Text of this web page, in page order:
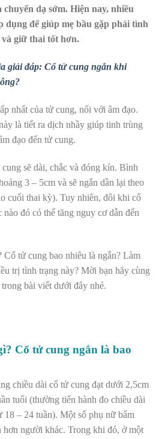
chuyển dạ sớm. Hiện nay, nhiều
dụng để giúp mẹ bầu gặp phải tình
giữ thai tốt hơn.
giải đáp: Cổ tử cung ngắn khi
nhất của tử cung, nối với âm đạo.
là tiết ra dịch nhầy giúp tinh trùng
đạo đến tử cung.
sẽ dài, chắc và đóng kín. Bình
3 – 5cm và sẽ ngắn dần lại theo
cuối thai kỳ). Tuy nhiên, đôi khi cổ
đó có thể tăng nguy cơ dẫn đến
tử cung bao nhiêu là ngắn? Làm
trị tình trạng này? Mời bạn hãy cùng
bài viết dưới đây nhé.
Cổ tử cung ngắn là bao
chiều dài cổ tử cung đạt dưới 2,5cm
tuổi (thường tiến hành đo chiều dài
18 – 24 tuần). Một số phụ nữ bẩm
hơn người khác. Trong khi đó, ở một